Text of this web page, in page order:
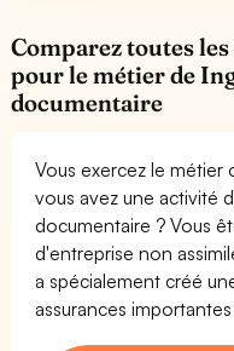
Comparez toutes
pour le métier de
documentaire
Vous exercez le métier
vous avez une activité
documentaire ? Vous
d'entreprise non
a spécialement créé
assurances